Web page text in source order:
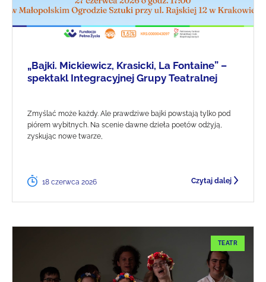
„Bajki. Mickiewicz, Krasicki, La Fontaine” –
spektakl Integracyjnej Grupy Teatralnej
Zmyślać może każdy. Ale prawdziwe bajki powstają tylko pod
piórem wybitnych. Na scenie dawne dzieła poetów odżyją,
zyskując nowe twarze,
18 czerwca 2026 Czytaj dalej
TEATR